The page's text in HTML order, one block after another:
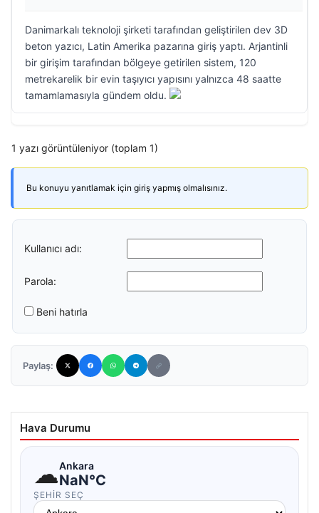
Danimarkalı teknoloji şirketi tarafından geliştirilen dev 3D
beton yazıcı, Latin Amerika pazarına giriş yaptı. Arjantinli
bir girişim tarafından bölgeye getirilen sistem, 120
metrekarelik bir evin taşıyıcı yapısını yalnızca 48 saatte
tamamlamasıyla gündem oldu.
1 yazı görüntüleniyor (toplam 1)
Bu konuyu yanıtlamak için giriş yapmış olmalısınız.
Kullanıcı adı:
Parola:
Beni hatırla
Paylaş:
Hava Durumu
☁Ankara
NaN°C
ŞEHIR SEÇ